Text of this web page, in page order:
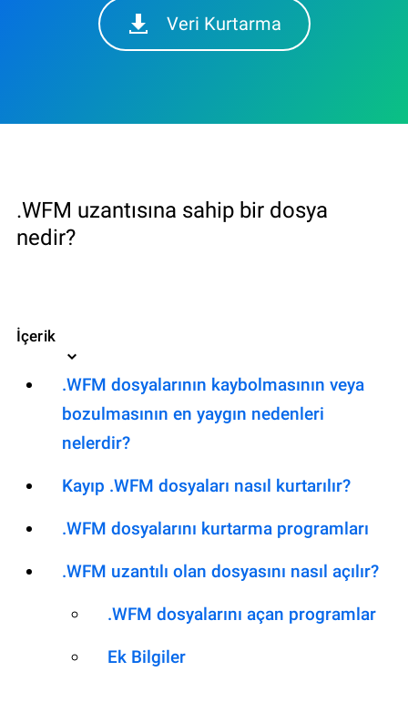
Veri Kurtarma
.WFM uzantısına sahip bir dosya
nedir?
İçerik
.WFM dosyalarının kaybolmasının veya
bozulmasının en yaygın nedenleri
nelerdir?
Kayıp .WFM dosyaları nasıl kurtarılır?
.WFM dosyalarını kurtarma programları
.WFM uzantılı olan dosyasını nasıl açılır?
.WFM dosyalarını açan programlar
Ek Bilgiler